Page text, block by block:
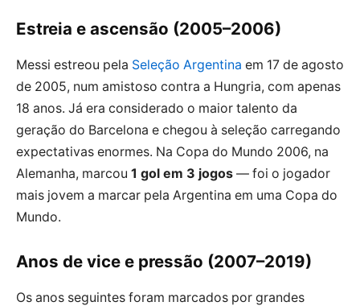
Estreia e ascensão (2005–2006)
Messi estreou pela Seleção Argentina em 17 de agosto
de 2005, num amistoso contra a Hungria, com apenas
18 anos. Já era considerado o maior talento da
geração do Barcelona e chegou à seleção carregando
expectativas enormes. Na Copa do Mundo 2006, na
Alemanha, marcou 1 gol em 3 jogos — foi o jogador
mais jovem a marcar pela Argentina em uma Copa do
Mundo.
Anos de vice e pressão (2007–2019)
Os anos seguintes foram marcados por grandes